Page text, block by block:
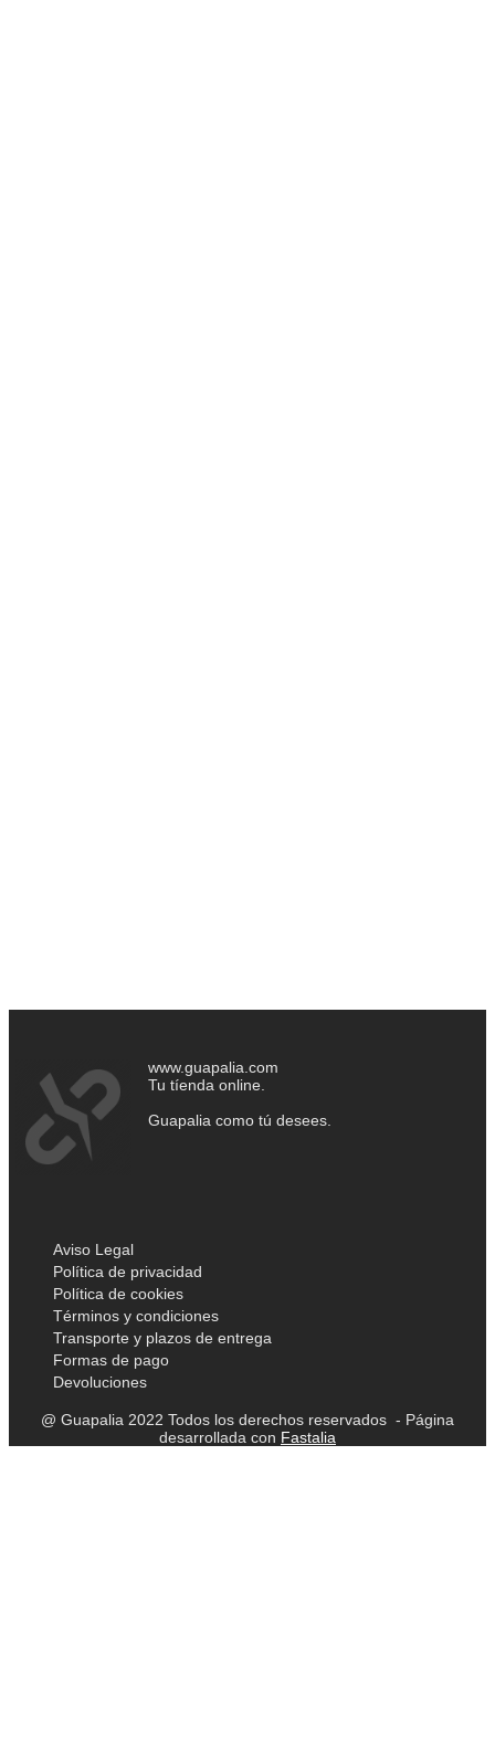
www.guapalia.com
Tu tíenda online.
Guapalia como tú desees.
Aviso Legal
Política de privacidad
Política de cookies
Términos y condiciones
Transporte y plazos de entrega
Formas de pago
Devoluciones
@ Guapalia 2022 Todos los derechos reservados - Página
desarrollada con Fastalia